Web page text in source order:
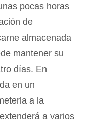
pocas horas
de
almacenada
mantener su
días. En
en un
a la
a varios